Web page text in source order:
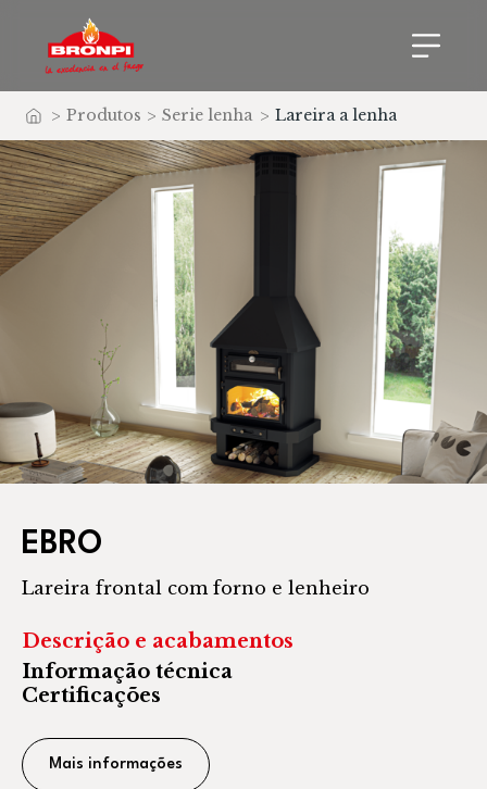
Início
> Produtos > Serie lenha > Lareira a lenha
EBRO
Lareira frontal com forno e lenheiro
Descrição e acabamentos
Informação técnica
Certificações
Mais informações